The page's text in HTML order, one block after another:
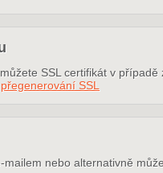
SSL certifikát v
přegenerování SSL
nebo alternativně